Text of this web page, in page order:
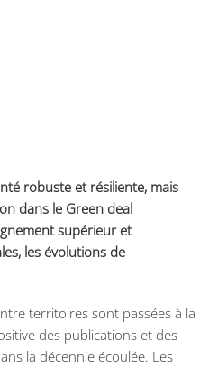
robuste et résiliente, mais
dans le Green deal
supérieur et
les évolutions de
territoires sont passées à la
des publications et des
la décennie écoulée. Les